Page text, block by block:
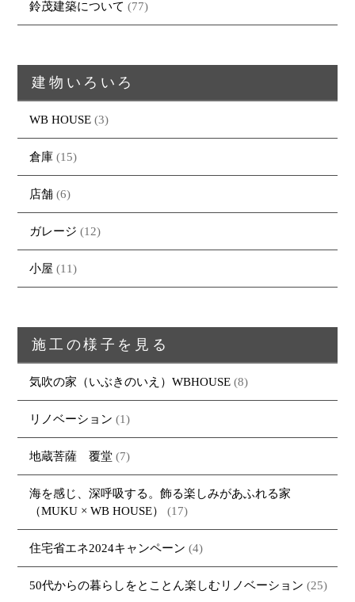
鈴茂建築について (77)
建物いろいろ
WB HOUSE (3)
倉庫 (15)
店舗 (6)
ガレージ (12)
小屋 (11)
施工の様子を見る
気吹の家（いぶきのいえ）WBHOUSE (8)
リノベーション (1)
地蔵菩薩 覆堂 (7)
海を感じ、深呼吸する。飾る楽しみがあふれる家
（MUKU × WB HOUSE）
(17)
住宅省エネ2024キャンペーン (4)
50代からの暮らしをとことん楽しむリノベーション (25)
ブログ
大工紹介
採用情報
お問い合わせ
・MUKU
・MARUTA
ORDER
・MUKUの家一覧 建物いろいろ